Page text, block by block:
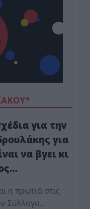
για την
για
να βγει κι
η πρωτιά στις
Σύλλογο…